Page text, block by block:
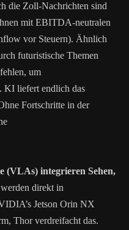
die Zoll-Nachrichten sind
mit EBITDA-neutralen
vor Steuern). Ähnlich
futuristische Themen
um
KI liefert endlich das
Fortschritte in der
(VLAs) integrieren Sehen,
direkt in
Jetson Orin NX
Thor verdreifacht das.